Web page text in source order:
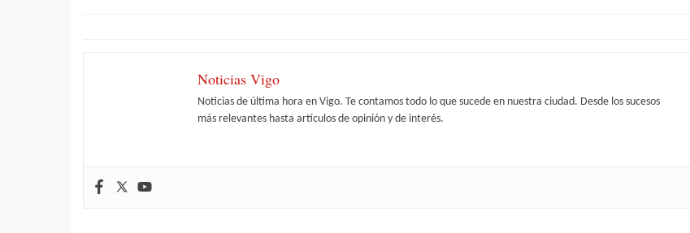
Noticias Vigo
Noticias de última hora en Vigo. Te contamos todo lo que sucede en nuestra ciudad. Desde los sucesos
más relevantes hasta artículos de opinión y de interés.